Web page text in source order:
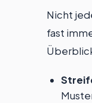
Nicht
fast